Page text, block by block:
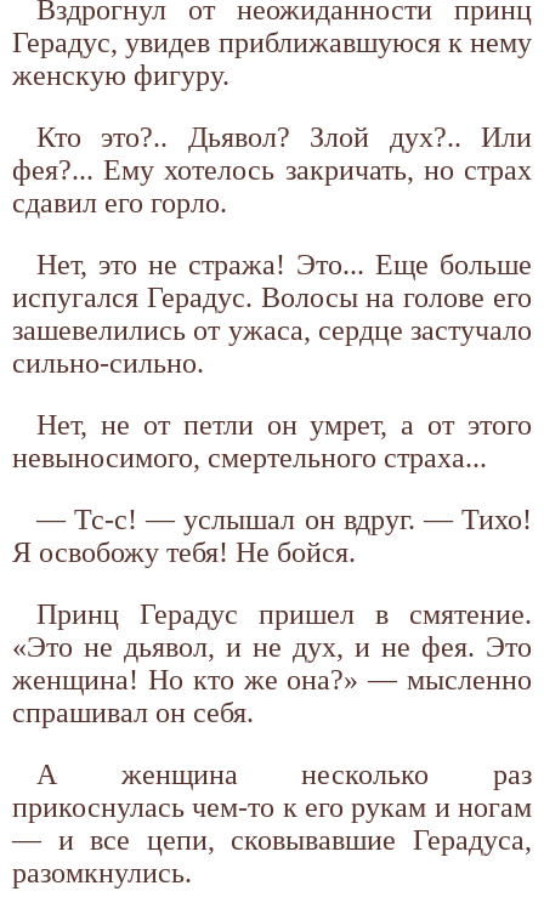
Вздрогнул от неожиданности принц
Герадус, увидев приближавшуюся к нему
женскую фигуру.
Кто это?.. Дьявол? Злой дух?.. Или
фея?... Ему хотелось закричать, но страх
сдавил его горло.
Нет, это не стража! Это... Еще больше
испугался Герадус. Волосы на голове его
зашевелились от ужаса, сердце застучало
сильно-сильно.
Нет, не от петли он умрет, а от этого
невыносимого, смертельного страха...
— Тс-с! — услышал он вдруг. — Тихо!
Я освобожу тебя! Не бойся.
Принц Герадус пришел в смятение.
«Это не дьявол, и не дух, и не фея. Это
женщина! Но кто же она?» — мысленно
спрашивал он себя.
А женщина несколько раз
прикоснулась чем-то к его рукам и ногам
— и все цепи, сковывавшие Герадуса,
разомкнулись.